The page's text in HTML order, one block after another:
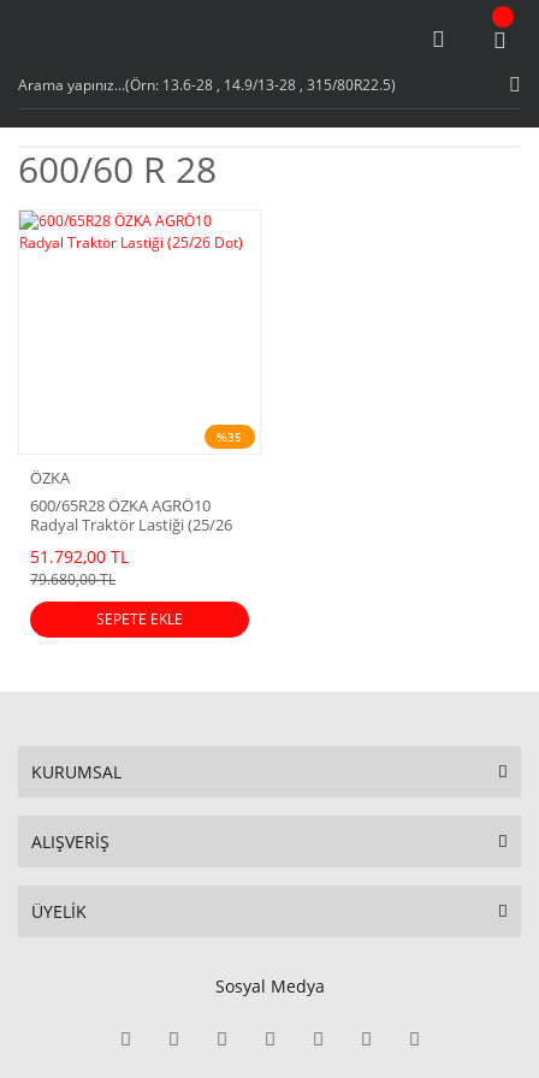
600/60 R 28
%35
ÖZKA
600/65R28 ÖZKA AGRÖ10
Radyal Traktör Lastiği (25/26
51.792,00 TL
79.680,00 TL
SEPETE EKLE
KURUMSAL
ALIŞVERİŞ
ÜYELİK
Sosyal Medya